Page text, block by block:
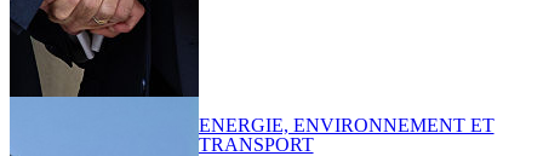
ENERGIE, ENVIRONNEMENT ET
TRANSPORT